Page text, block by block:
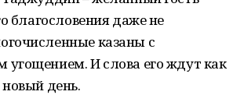
благословения даже не
казаны с
И слова его ждут как
день.